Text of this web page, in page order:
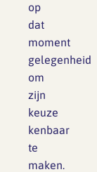
op
dat
moment
gelegenheid
om
zijn
keuze
kenbaar
te
maken.